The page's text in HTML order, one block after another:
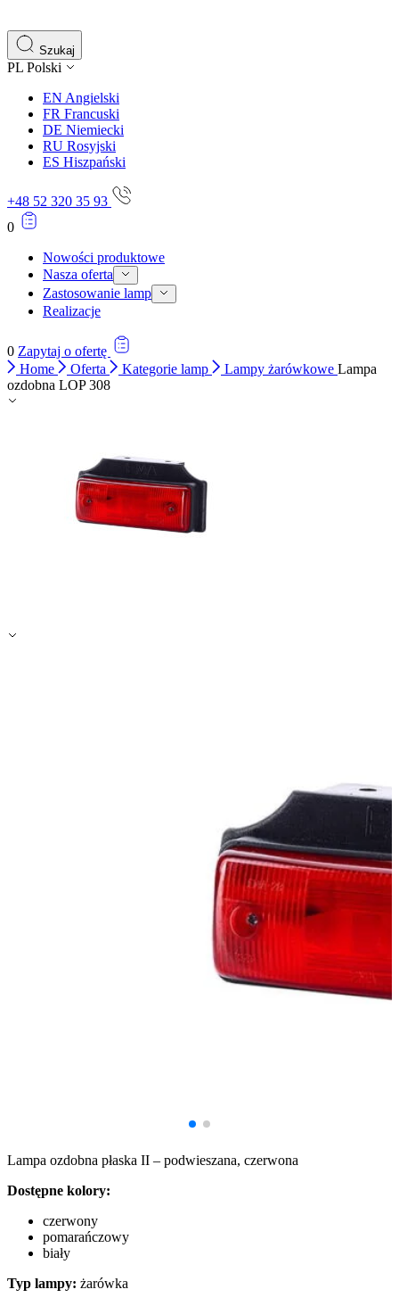
Szukaj
PL Polski
EN Angielski
FR Francuski
DE Niemiecki
RU Rosyjski
ES Hiszpański
+48 52 320 35 93
0
Nowości produktowe
Nasza oferta
Zastosowanie lamp
Realizacje
0 Zapytaj o ofertę
Home
Oferta Kategorie lamp Lampy żarówkowe Lampa
ozdobna LOP 308
Lampa ozdobna płaska II – podwieszana, czerwona
Dostępne kolory:
czerwony
pomarańczowy
biały
Typ lampy: żarówka
istotne i interesujące dla poszczególnych użytkowników
Nieklasyfikowane
Nieklasyfikowane pliki cookie, to pliki, które są w